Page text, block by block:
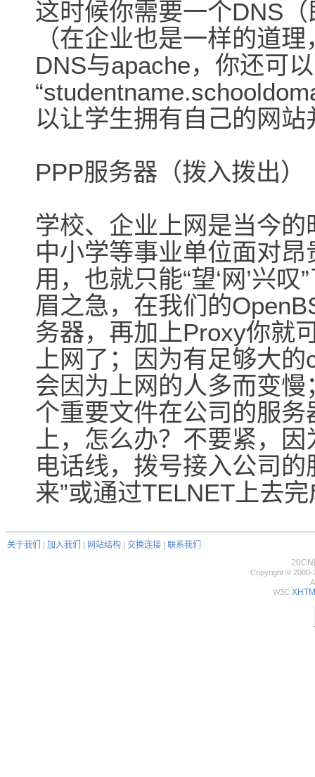
这时候你需要一个DNS
（在企业也是一样的道
DNS与apache，你还可
以让学生拥有自己的网
PPP服务器（拨入拨出）
学校、企业上网是当今
中小学等事业单位面对
用，也就只能“望‘网’兴
眉之急，在我们的
务器，再加上Proxy你就
上网了；因为有足够大
会因为上网的人多而变
个重要文件在公司的服
上，怎么办？不要紧，
电话线，拨号接入公司
来”或通过TELNET上去
关于我们 加入我们 网站结构 交换连接
联系我们
20CN
Copyright © 2000-
W3C